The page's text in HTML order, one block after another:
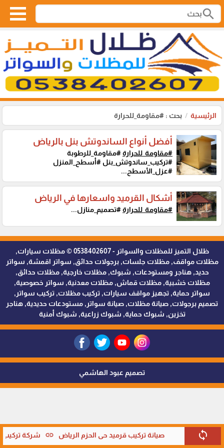
search
الرئيسية بحث : #مقاومة_للحرارة
sync صيانة تركيب قرميد حي الحزم الرياض link شركة تركيب
أفضل أنواع الساندوتش بنل بالرياض
#مقاومة_للحرارة#مقاومة_للرطوبة
#تركيب_ساندوتش_بنل #أسطح_المنزل
#عزل_الأسطح...
أشكال القرميد واسعارها في الرياض
#مقاومة_للحرارة#تصميم_منازل...
ظلال التميز للمظلات والسواتر - 0538402607 © مظلات سيارات,
مظلات مواقف, مظلات جلسات, برجولات حدائق, سواتر اقمشة, سواتر
حديد, هناجر ومستودعات, شبوك, مظلات خارجية, مظلات حدائق,
مظلات خشبية, مظلات قماش, مظلات معدنية, سواتر خصوصية,
سواتر حماية, تجهيز مواقف سيارات, تركيب مظلات, تركيب سواتر,
تصميم برجولات, صيانة مظلات, صيانة سواتر, مستودعات حديدية, هناجر
تخزين, شبوك حماية, شبوك زراعية, شبوك أمنية
تصميم عبود الهاشمي